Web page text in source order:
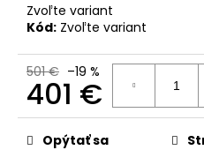
Zvoľte variant
Kód: Zvoľte variant
501 € –19 %
401 €
Jednotková
cena:Opýtať sa
a
m
e